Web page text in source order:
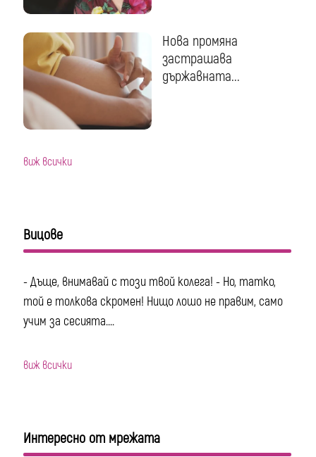
Нова промяна
застрашава
държавната...
виж всички
Вицове
- Дъще, внимавай с този твой колега! - Но, татко,
той е толкова скромен! Нищо лошо не правим, само
учим за сесията....
виж всички
Интересно от мрежата